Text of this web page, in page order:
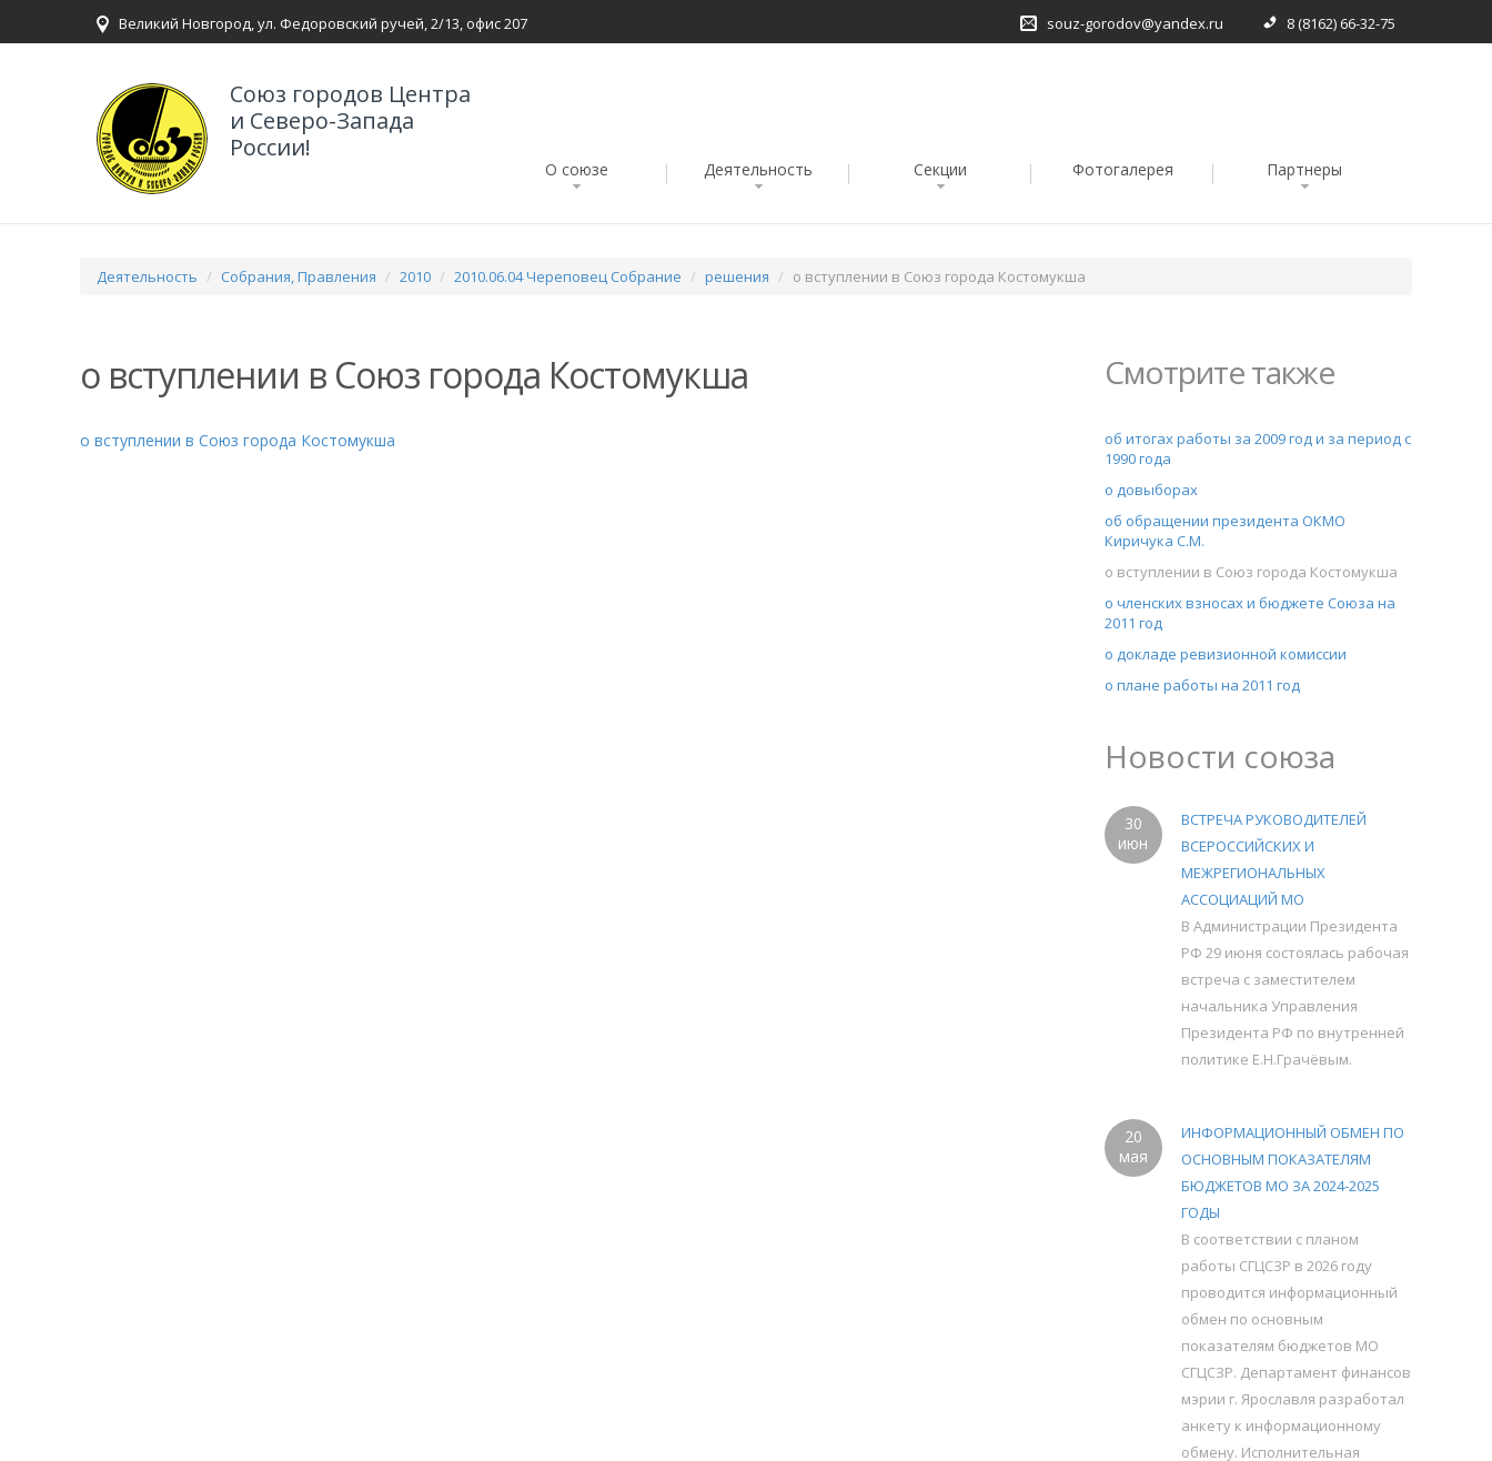
Великий Новгород, ул. Федоровский ручей, 2/13, офис 207 souz-gorodov@yandex.ru 8 (8162) 66-32-75
Союз городов Центра
и Северо-Запада
России!
О союзе Деятельность Секции Фотогалерея Партнеры
Деятельность Собрания, Правления 2010 2010.06.04 Череповец Собрание решения о вступлении в Союз города Костомукша
о вступлении в Союз города Костомукша
о вступлении в Союз города Костомукша
Смотрите также
об итогах работы за 2009 год и за период с
1990 года
о довыборах
об обращении президента ОКМО
Киричука С.М.
о вступлении в Союз города Костомукша
о членских взносах и бюджете Союза на
2011 год
о докладе ревизионной комиссии
о плане работы на 2011 год
Новости союза
30
июн
ВСТРЕЧА РУКОВОДИТЕЛЕЙ
ВСЕРОССИЙСКИХ И
МЕЖРЕГИОНАЛЬНЫХ
АССОЦИАЦИЙ МО
В Администрации Президента
РФ 29 июня состоялась рабочая
встреча с заместителем
начальника Управления
Президента РФ по внутренней
политике Е.Н.Грачёвым.
20
мая
ИНФОРМАЦИОННЫЙ ОБМЕН ПО
ОСНОВНЫМ ПОКАЗАТЕЛЯМ
БЮДЖЕТОВ МО ЗА 2024-2025
ГОДЫ
В соответствии с планом
работы СГЦСЗР в 2026 году
проводится информационный
обмен по основным
показателям бюджетов МО
СГЦСЗР. Департамент финансов
мэрии г. Ярославля разработал
анкету к информационному
обмену. Исполнительная